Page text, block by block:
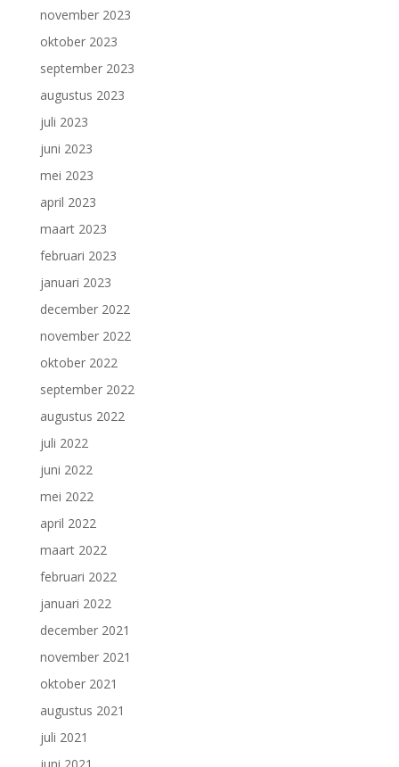
november 2023
oktober 2023
september 2023
augustus 2023
juli 2023
juni 2023
mei 2023
april 2023
maart 2023
februari 2023
januari 2023
december 2022
november 2022
oktober 2022
september 2022
augustus 2022
juli 2022
juni 2022
mei 2022
april 2022
maart 2022
februari 2022
januari 2022
december 2021
november 2021
oktober 2021
augustus 2021
juli 2021